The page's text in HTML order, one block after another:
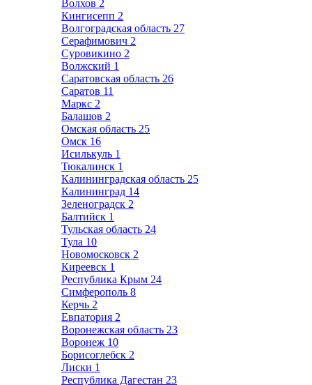
Волхов 2
Кингисепп 2
Волгоградская область 27
Серафимович 2
Суровикино 2
Волжский 1
Саратовская область 26
Саратов 11
Маркс 2
Балашов 2
Омская область 25
Омск 16
Исилькуль 1
Тюкалинск 1
Калининградская область 25
Калининград 14
Зеленоградск 2
Балтийск 1
Тульская область 24
Тула 10
Новомосковск 2
Киреевск 1
Республика Крым 24
Симферополь 8
Керчь 2
Евпатория 2
Воронежская область 23
Воронеж 10
Борисоглебск 2
Лиски 1
Республика Дагестан 23